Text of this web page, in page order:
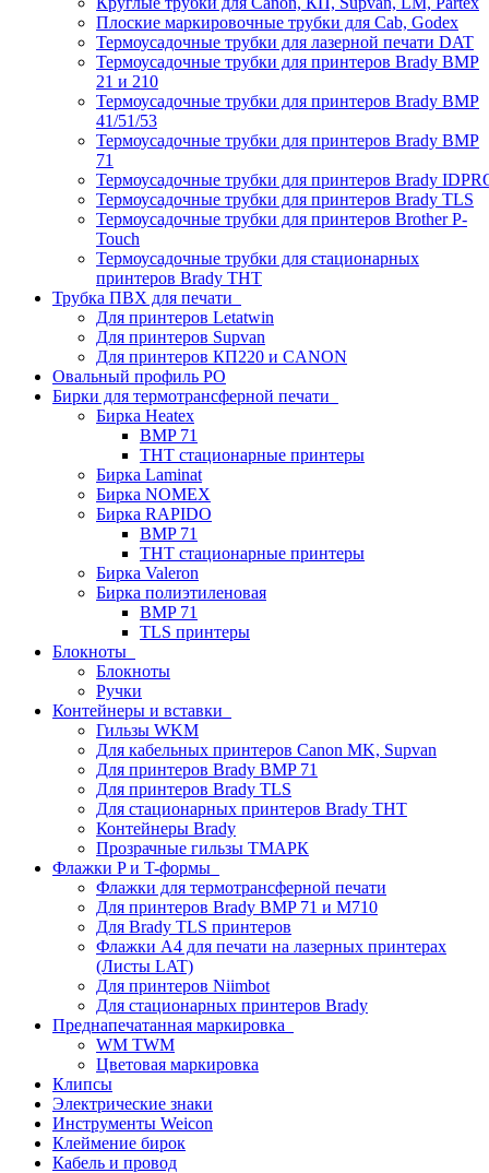
Плоские маркировочные трубки для Cab, Godex
Термоусадочные трубки для лазерной печати DAT
Термоусадочные трубки для принтеров Brady BMP
21 и 210
Термоусадочные трубки для принтеров Brady BMP
41/51/53
Термоусадочные трубки для принтеров Brady BMP
71
Термоусадочные трубки для принтеров Brady
Термоусадочные трубки для принтеров Brady TLS
Термоусадочные трубки для принтеров Brother P-
Touch
Термоусадочные трубки для стационарных
принтеров Brady THT
Трубка ПВХ для печати
Для принтеров Letatwin
Для принтеров Supvan
Для принтеров КП220 и CANON
Овальный профиль PO
Бирки для термотрансферной печати
Бирка Heatex
BMP 71
THT стационарные принтеры
Бирка Laminat
Бирка NOMEX
Бирка RAPIDO
BMP 71
THT стационарные принтеры
Бирка Valeron
Бирка полиэтиленовая
BMP 71
TLS принтеры
Блокноты
Блокноты
Ручки
Контейнеры и вставки
Гильзы WKM
Для кабельных принтеров Canon MK, Supvan
Для принтеров Brady BMP 71
Для принтеров Brady TLS
Для стационарных принтеров Brady THT
Контейнеры Brady
Прозрачные гильзы ТМАРК
Флажки P и T-формы
Флажки для термотрансферной печати
Для принтеров Brady BMP 71 и M710
Для Brady TLS принтеров
Флажки A4 для печати на лазерных принтерах
(Листы LAT)
Для принтеров Niimbot
Для стационарных принтеров Brady
Преднапечатанная маркировка
WM TWM
Цветовая маркировка
Клипсы
Электрические знаки
Инструменты Weicon
Клеймение бирок
Кабель и провод